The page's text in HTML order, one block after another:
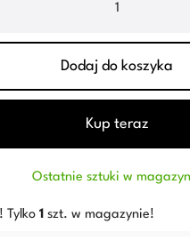
Dodaj do koszyka
Kup teraz
Ostatnie sztuki w
Tylko 1 szt. w magazynie!